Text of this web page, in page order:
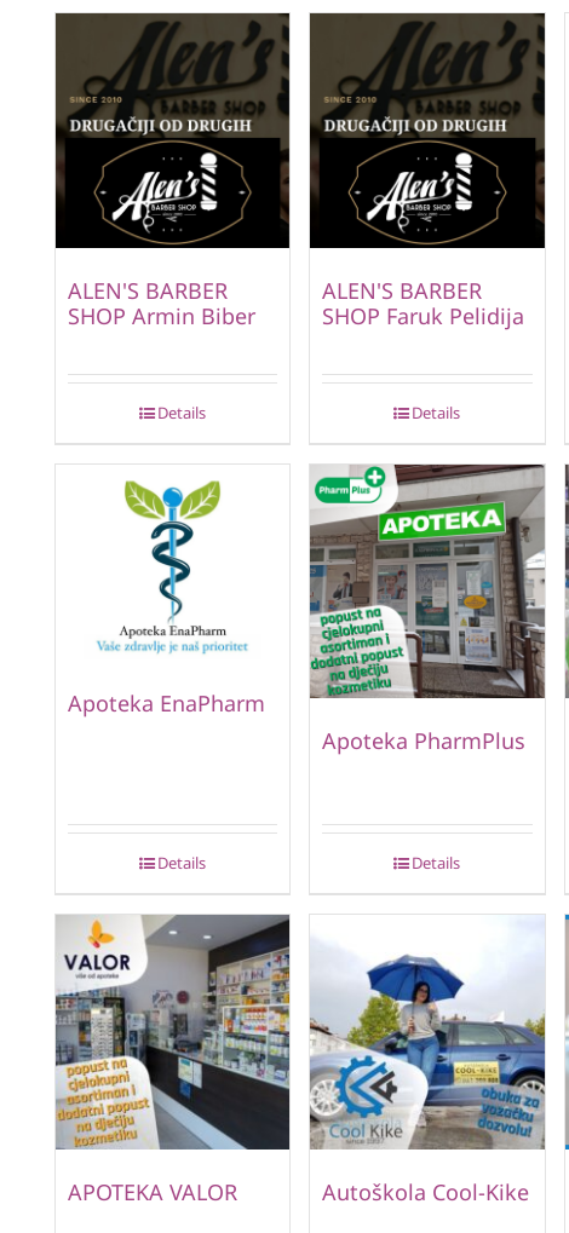
ALEN'S BARBER
SHOP Armin Biber
Details
ALEN'S BARBER
SHOP Faruk Pelidija
Details
Apoteka EnaPharm
Details
Apoteka PharmPlus
Details
APOTEKA VALOR Autoškola Cool-Kike